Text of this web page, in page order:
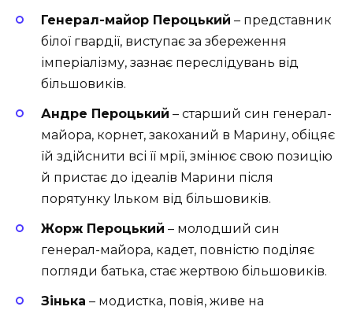
Генерал-майор Пероцький – представник
білої гвардії, виступає за збереження
імперіалізму, зазнає переслідувань від
більшовиків.
Андре Пероцький – старший син генерал-
майора, корнет, закоханий в Марину, обіцяє
їй здійснити всі її мрії, змінює свою позицію
й пристає до ідеалів Марини після
порятунку Ільком від більшовиків.
Жорж Пероцький – молодший син
генерал-майора, кадет, повністю поділяє
погляди батька, стає жертвою більшовиків.
Зінька – модистка, повія, живе на